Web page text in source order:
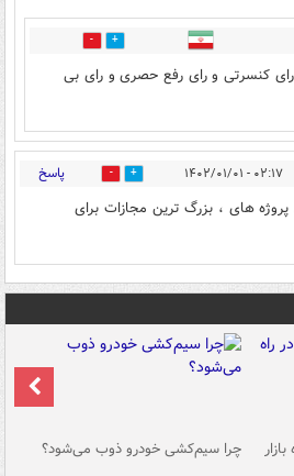
2
کنسرتی و رای رفع حصری و رای بی
۰۲:۱۷ - ۱۴۰۲/۰۱/۰۱ 0 پاسخ
های ، بزرگ ترین مجازات برای
چرا سیم‌کشی خودرو ذوب می‌شود؟